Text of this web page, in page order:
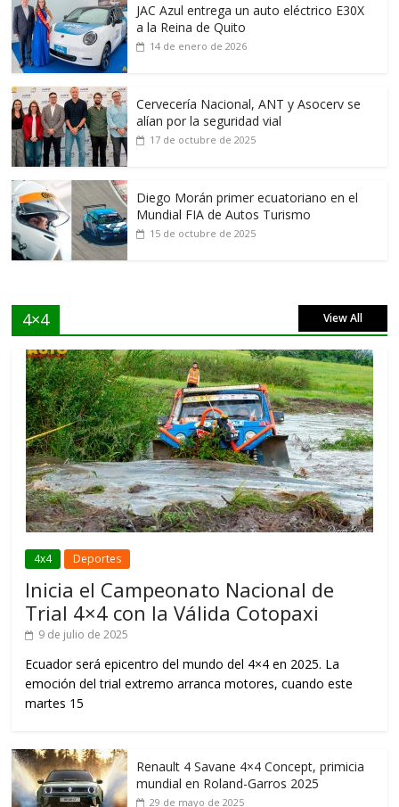
JAC Azul entrega un auto eléctrico E30X
a la Reina de Quito
14 de enero de 2026
Cervecería Nacional, ANT y Asocerv se
alían por la seguridad vial
17 de octubre de 2025
Diego Morán primer ecuatoriano en el
Mundial FIA de Autos Turismo
15 de octubre de 2025
4×4 View All
4x4 Deportes
Inicia el Campeonato Nacional de
Trial 4×4 con la Válida Cotopaxi
9 de julio de 2025
Ecuador será epicentro del mundo del 4×4 en 2025. La
emoción del trial extremo arranca motores, cuando este
martes 15
Renault 4 Savane 4×4 Concept, primicia
mundial en Roland-Garros 2025
29 de mayo de 2025